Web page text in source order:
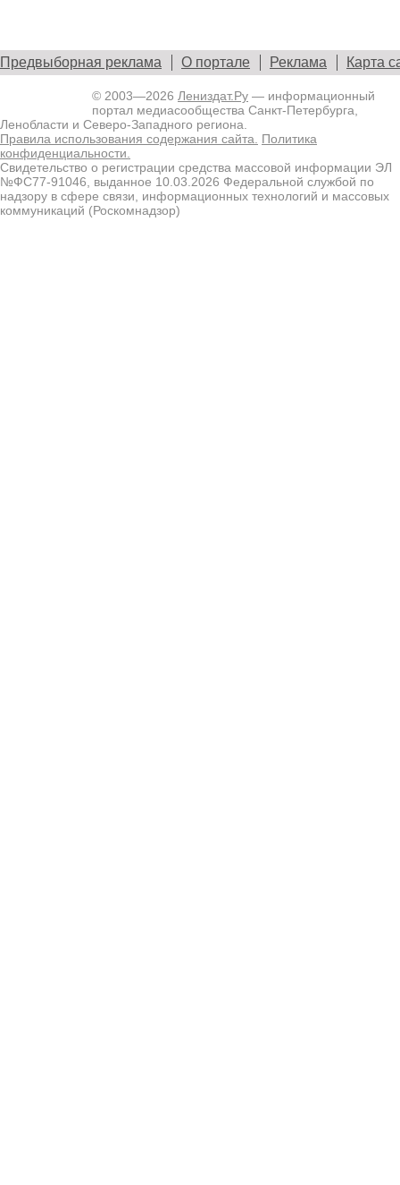
Предвыборная реклама О портале Реклама Карта
© 2003—2026 Лениздат.Ру — информационный
портал медиасообщества Санкт-Петербурга,
Ленобласти и Северо-Западного региона.
Правила использования содержания сайта.
Политика
конфиденциальности.
Свидетельство о регистрации средства массовой информации ЭЛ
№ФС77-91046, выданное 10.03.2026 Федеральной службой по
надзору в сфере связи, информационных технологий и массовых
коммуникаций (Роскомнадзор)